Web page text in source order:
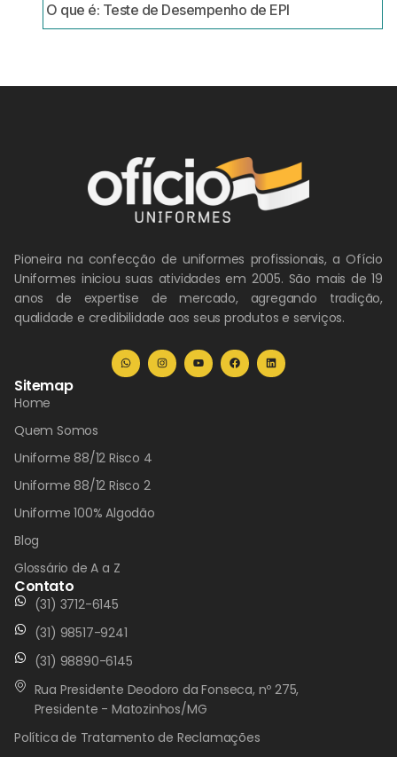
O que é: Teste de Desempenho de EPI
Pioneira na confecção de uniformes profissionais, a Ofício
Uniformes iniciou suas atividades em 2005. São mais de 19
anos de expertise de mercado, agregando tradição,
qualidade e credibilidade aos seus produtos e serviços.
Sitemap
Home
Quem Somos
Uniforme 88/12 Risco 4
Uniforme 88/12 Risco 2
Uniforme 100% Algodão
Blog
Glossário de A a Z
Contato
(31) 3712-6145
(31) 98517-9241
(31) 98890-6145
Rua Presidente Deodoro da Fonseca, nº 275,
Presidente - Matozinhos/MG
Política de Tratamento de Reclamações